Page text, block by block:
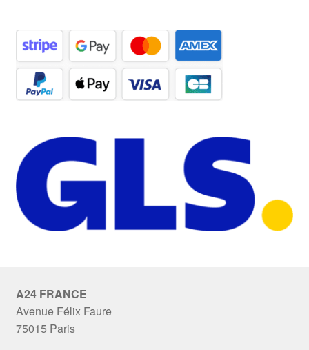
A24 FRANCE
Avenue Félix Faure
75015 Paris